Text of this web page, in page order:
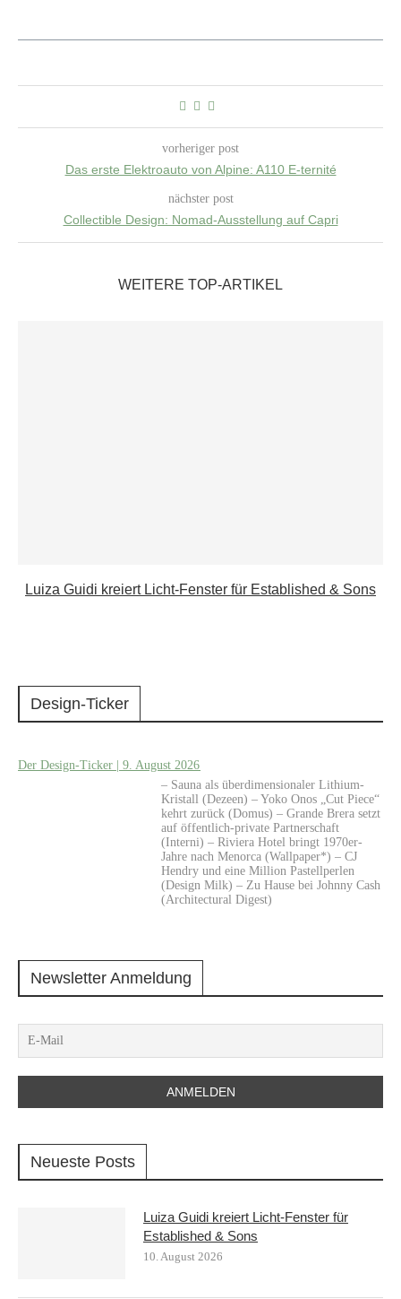
vorheriger post
Das erste Elektroauto von Alpine: A110 E-ternité
nächster post
Collectible Design: Nomad-Ausstellung auf Capri
WEITERE TOP-ARTIKEL
Luiza Guidi kreiert Licht-Fenster für Established & Sons
Design-Ticker
Der Design-Ticker | 9. August 2026
– Sauna als überdimensionaler Lithium-
Kristall (Dezeen) – Yoko Onos „Cut Piece“
kehrt zurück (Domus) – Grande Brera setzt
auf öffentlich-private Partnerschaft
(Interni) – Riviera Hotel bringt 1970er-
Jahre nach Menorca (Wallpaper*) – CJ
Hendry und eine Million Pastellperlen
(Design Milk) – Zu Hause bei Johnny Cash
(Architectural Digest)
Newsletter Anmeldung
Neueste Posts
Luiza Guidi kreiert Licht-Fenster für
Established & Sons
10. August 2026